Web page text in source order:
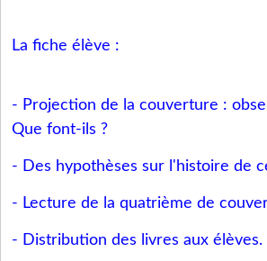
La fiche élève :
- Projection de la couverture :
Que font-ils ?
- Des hypothèses sur l'histoire de
- Lecture de la quatrième de
- Distribution des livres aux élèves.